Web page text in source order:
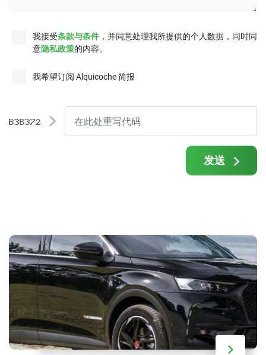
我接受条款与条件 ，并同意处理我所提供的个人数据，同时同
意隐私政策的内容。
我希望订阅 Alquicoche 简报
发送